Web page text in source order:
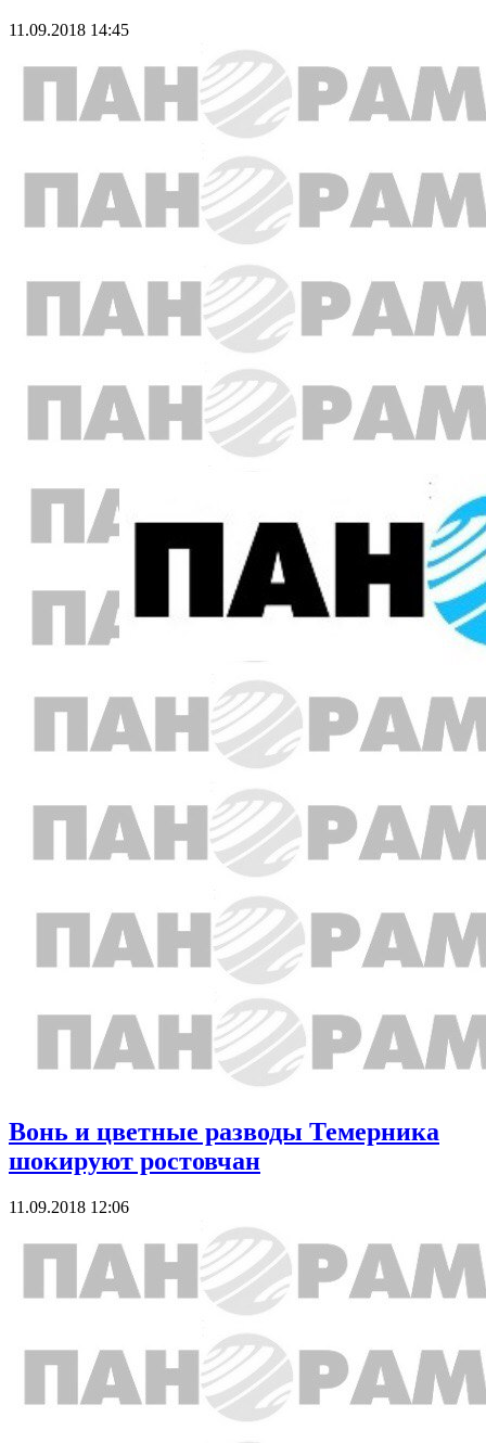
11.09.2018 14:45
Вонь и цветные разводы Темерника
шокируют ростовчан
11.09.2018 12:06